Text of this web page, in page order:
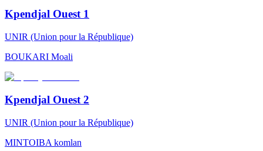
Kpendjal Ouest 1
UNIR (Union pour la République)
BOUKARI Moali
Kpendjal Ouest 2
UNIR (Union pour la République)
MINTOIBA komlan